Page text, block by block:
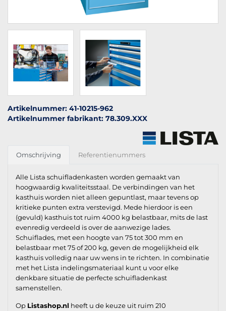
Artikelnummer: 41-10215-962
Artikelnummer fabrikant: 78.309.XXX
Omschrijving Referentienummers
Alle Lista schuifladenkasten worden gemaakt van
hoogwaardig kwaliteitsstaal. De verbindingen van het
kasthuis worden niet alleen gepuntlast, maar tevens op
kritieke punten extra verstevigd. Mede hierdoor is een
(gevuld) kasthuis tot ruim 4000 kg belastbaar, mits de last
evenredig verdeeld is over de aanwezige lades.
Schuiflades, met een hoogte van 75 tot 300 mm en
belastbaar met 75 of 200 kg, geven de mogelijkheid elk
kasthuis volledig naar uw wens in te richten. In combinatie
met het Lista indelingsmateriaal kunt u voor elke
denkbare situatie de perfecte schuifladenkast
samenstellen.
Op Listashop.nl heeft u de keuze uit ruim 210